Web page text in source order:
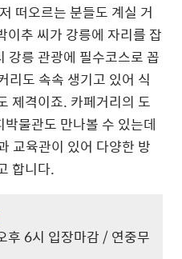
떠오르는 분들도 계실 거
이추 씨가 강릉에 자리를 잡
강릉 관광에 필수코스로 꼽
리도 속속 생기고 있어 식
제격이죠. 카페거리의 도
물관도 만나볼 수 있는데
교육관이 있어 다양한 방
합니다.
6시 입장마감 / 연중무